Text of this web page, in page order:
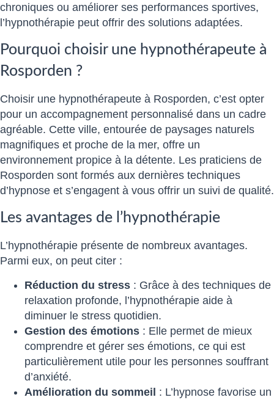
chroniques ou améliorer ses performances sportives,
l’hypnothérapie peut offrir des solutions adaptées.
Pourquoi choisir une hypnothérapeute à
Rosporden ?
Choisir une hypnothérapeute à Rosporden, c’est opter
pour un accompagnement personnalisé dans un cadre
agréable. Cette ville, entourée de paysages naturels
magnifiques et proche de la mer, offre un
environnement propice à la détente. Les praticiens de
Rosporden sont formés aux dernières techniques
d’hypnose et s’engagent à vous offrir un suivi de qualité.
Les avantages de l’hypnothérapie
L’hypnothérapie présente de nombreux avantages.
Parmi eux, on peut citer :
Réduction du stress : Grâce à des techniques de
relaxation profonde, l’hypnothérapie aide à
diminuer le stress quotidien.
Gestion des émotions : Elle permet de mieux
comprendre et gérer ses émotions, ce qui est
particulièrement utile pour les personnes souffrant
d’anxiété.
Amélioration du sommeil : L’hypnose favorise un